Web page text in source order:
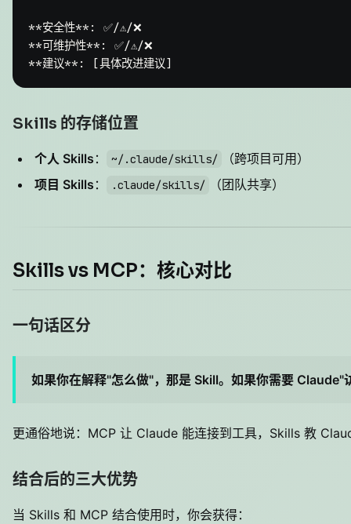
**安全性**
**可维护性**
**建议**
Skills 的存储位置
个人 Skills ： ~/.claude/skills/
（跨项目可用）
项目 Skills ： .claude/skills/ （团队共享）
Skills vs MCP：核心对比
一句话区分
如果你在解释"怎么做"，那是 Skill。如果你需要 Claude"
更通俗地说：MCP 让 Claude 能连接到工具，Skills 教
结合后的三大优势
当 Skills 和 MCP 结合使用时，你会获得：